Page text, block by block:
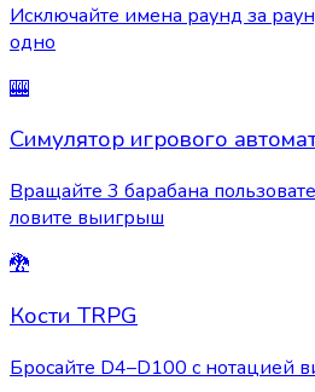
Исключайте имена раунд за
одно
🎰
Симулятор игрового
Вращайте 3 барабана
ловите выигрыш
🐉
Кости TRPG
Бросайте D4–D100 с нотацией